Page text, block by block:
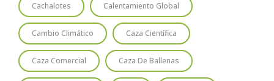
Cachalotes Calentamiento Global
Cambio Climático Caza Científica
Caza Comercial Caza De Ballenas